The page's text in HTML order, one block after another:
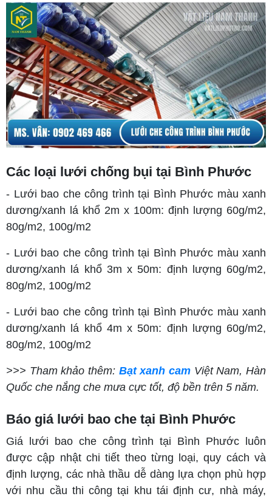
Các loại lưới chống bụi tại Bình Phước
- Lưới bao che công trình tại Bình Phước màu xanh
dương/xanh lá khổ 2m x 100m: định lượng 60g/m2,
80g/m2, 100g/m2
- Lưới bao che công trình tại Bình Phước màu xanh
dương/xanh lá khổ 3m x 50m: định lượng 60g/m2,
80g/m2, 100g/m2
- Lưới bao che công trình tại Bình Phước màu xanh
dương/xanh lá khổ 4m x 50m: định lượng 60g/m2,
80g/m2, 100g/m2
>>> Tham khảo thêm: Bạt xanh cam Việt Nam, Hàn
Quốc che nắng che mưa cực tốt, độ bền trên 5 năm.
Báo giá lưới bao che tại Bình Phước
Giá lưới bao che công trình tại Bình Phước luôn
được cập nhật chi tiết theo từng loại, quy cách và
định lượng, các nhà thầu dễ dàng lựa chọn phù hợp
với nhu cầu thi công tại khu tái định cư, nhà máy,